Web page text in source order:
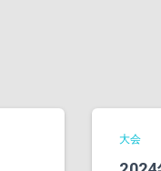
大会